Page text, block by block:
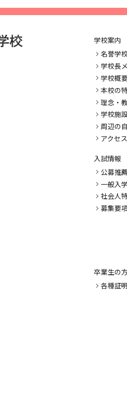
学校案内
名誉学
学校長
学校概
本校の
理念・
学校施
周辺の
アクセス
入試情報
公募推
一般入
社会人
募集要
卒業生の
各種証